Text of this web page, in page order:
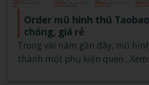
Order mũ hình thú
chóng, giá rẻ
Trong vài năm gần đây, mũ
thành một phụ kiện